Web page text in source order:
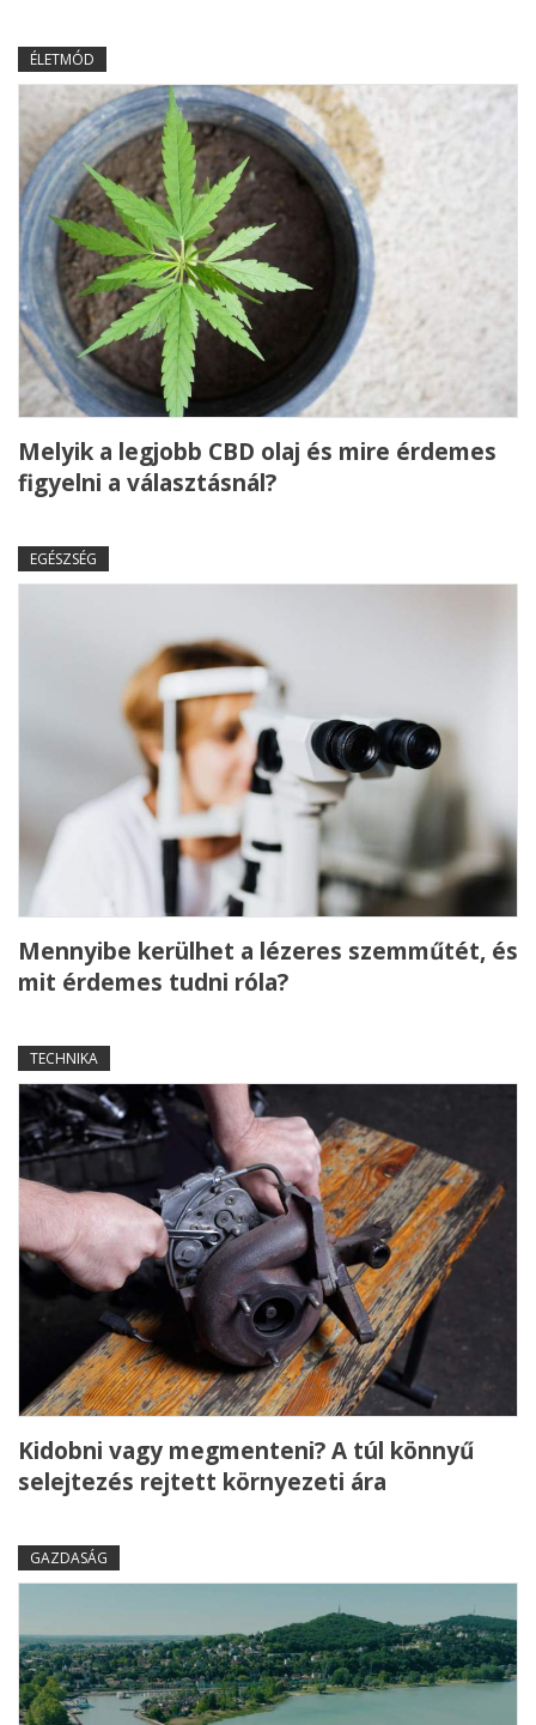
ÉLETMÓD
Melyik a legjobb CBD olaj és mire érdemes
figyelni a választásnál?
EGÉSZSÉG
Mennyibe kerülhet a lézeres szemműtét, és
mit érdemes tudni róla?
TECHNIKA
Kidobni vagy megmenteni? A túl könnyű
selejtezés rejtett környezeti ára
GAZDASÁG